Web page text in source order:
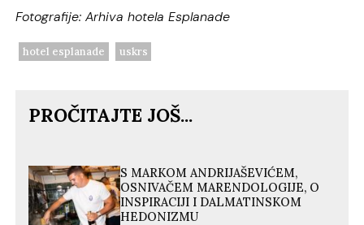
Fotografije: Arhiva hotela Esplanade
hotel esplanade uskrs
PROČITAJTE JOŠ...
S MARKOM ANDRIJAŠEVIĆEM,
OSNIVAČEM MARENDOLOGIJE, O
INSPIRACIJI I DALMATINSKOM
HEDONIZMU